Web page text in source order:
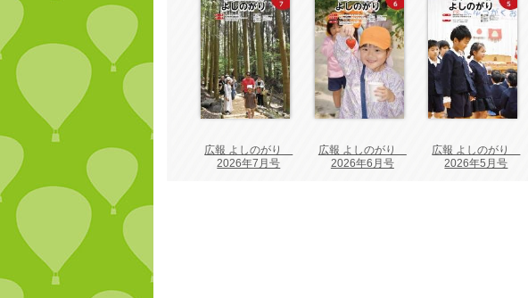
広報 よしのがり
2026年7月号
広報 よしのがり
2026年6月号
広報 よしのがり
2026年5月号